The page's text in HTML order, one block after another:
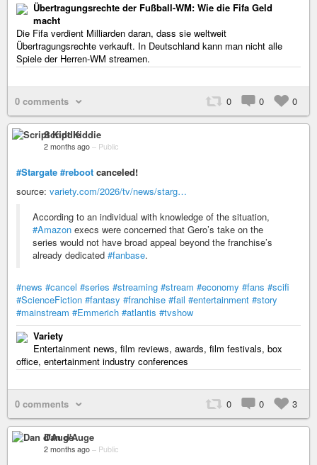
Übertragungsrechte der Fußball-WM: Wie die Fifa Geld
macht
Die Fifa verdient Milliarden daran, dass sie weltweit
Übertragungsrechte verkauft. In Deutschland kann man nicht alle
Spiele der Herren-WM streamen.
0 comments 0 0 0
Script Kiddie
2 months ago – Public
#Stargate #reboot canceled!
source: variety.com/2026/tv/news/starg…
According to an individual with knowledge of the situation,
#Amazon execs were concerned that Gero’s take on the
series would not have broad appeal beyond the franchise’s
already dedicated #fanbase.
#news #cancel #series #streaming #stream #economy #fans #scifi
#ScienceFiction #fantasy #franchise #fail #entertainment #story
#mainstream #Emmerich #atlantis #tvshow
Variety
Entertainment news, film reviews, awards, film festivals, box
office, entertainment industry conferences
0 comments 0 0 3
Dan d'Auge
2 months ago – Public